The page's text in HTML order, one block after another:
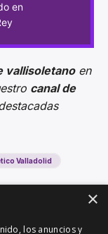
en
vallisoletanoen
canal de
Valladolid
×
los anuncios y